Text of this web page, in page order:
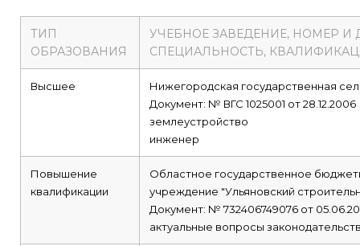
ТИП
ОБРАЗОВАНИЯ
УЧЕБНОЕ ЗАВЕДЕНИЕ, НОМЕР
СПЕЦИАЛЬНОСТЬ,
Высшее
Нижегородская государственная
Документ: № ВГС 1025001 от 28.12.2006
землеустройство
инженер
Повышение
квалификации
Областное государственное
учреждение "Ульяновский
Документ: № 732406749076 от
актуальные вопросы